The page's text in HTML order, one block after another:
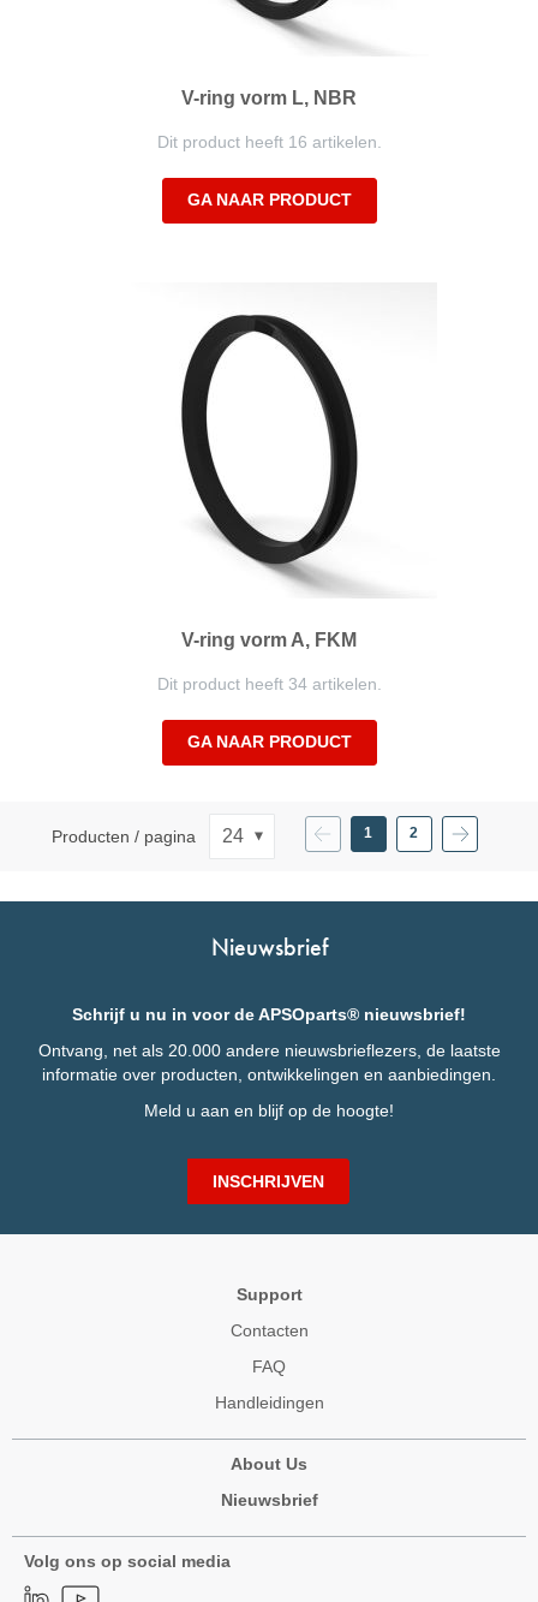
V-ring vorm L, NBR
Dit product heeft 16 artikelen.
GA NAAR PRODUCT
V-ring vorm A, FKM
Dit product heeft 34 artikelen.
GA NAAR PRODUCT
Pagina
Pagina
Vorige
U
pagina
1 Pagina
2 Pagina
Volgende
Producten / pagina
Nieuwsbrief
Schrijf u nu in voor de APSOparts® nieuwsbrief!
Ontvang, net als 20.000 andere nieuwsbrieflezers, de laatste
informatie over producten, ontwikkelingen en aanbiedingen.
Meld u aan en blijf op de hoogte!
INSCHRIJVEN
Support
Contacten
FAQ
Handleidingen
About Us
Nieuwsbrief
Volg ons op social media